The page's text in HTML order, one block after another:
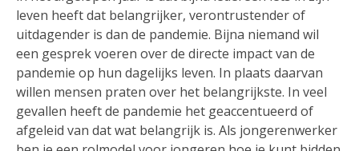
leven heeft dat belangrijker, verontrustender of
uitdagender is dan de pandemie. Bijna niemand wil
een gesprek voeren over de directe impact van de
pandemie op hun dagelijks leven. In plaats daarvan
willen mensen praten over het belangrijkste. In veel
gevallen heeft de pandemie het geaccentueerd of
afgeleid van dat wat belangrijk is. Als jongerenwerker